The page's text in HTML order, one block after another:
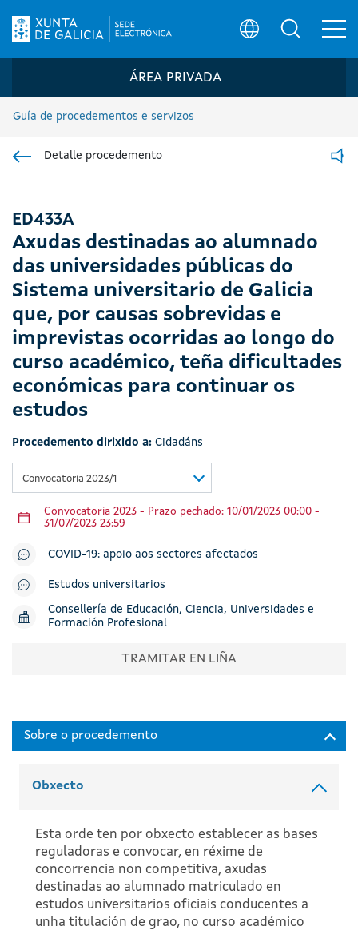
Logo da Sede electrónica da Xunta de
ÁREA PRIVADA
Guía de procedementos e servizos
Detalle procedemento
ED433A
Axudas destinadas ao alumnado
das universidades públicas do
Sistema universitario de Galicia
que, por causas sobrevidas e
imprevistas ocorridas ao longo do
curso académico, teña dificultades
económicas para continuar os
estudos
Procedemento dirixido a: Cidadáns
Convocatoria 2023/1
Convocatoria 2023 - Prazo pechado: 10/01/2023 00:00 -
31/07/2023 23:59
COVID-19: apoio aos sectores afectados
Estudos universitarios
Consellería de Educación, Ciencia, Universidades e
Formación Profesional
TRAMITAR EN LIÑA
Obxecto
Esta orde ten por obxecto establecer as bases
reguladoras e convocar, en réxime de
concorrencia non competitiva, axudas
destinadas ao alumnado matriculado en
estudos universitarios oficiais conducentes a
unha titulación de grao, no curso académico